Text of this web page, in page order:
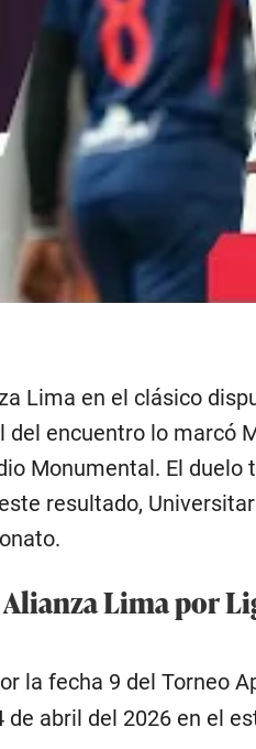
Lima en el clásico
encuentro lo marcó
Monumental. El duelo
resultado,
Lima por
la fecha 9 del Torneo
abril del 2026 en el